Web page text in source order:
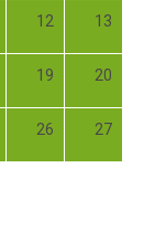
12 13
19 20
26 27